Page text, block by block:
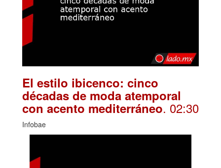
El estilo ibicenco: cinco
décadas de moda atemporal
con acento mediterráneo. 02:30
Infobae